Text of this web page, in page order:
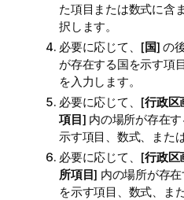
た項目または数式に含
択します。
必要に応じて、[国] の
が存在する国を示す項
を入力します。
必要に応じて、[行政区
項目] 内の場所が存在
示す項目、数式、また
必要に応じて、[行政区
所項目] 内の場所が存
を示す項目、数式、ま